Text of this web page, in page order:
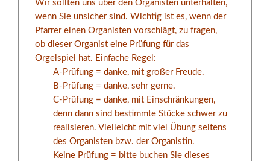
Wir sollten uns über den Organisten unterhalten,
wenn Sie unsicher sind. Wichtig ist es, wenn der
Pfarrer einen Organisten vorschlägt, zu fragen,
ob dieser Organist eine Prüfung für das
Orgelspiel hat. Einfache Regel:
A-Prüfung = danke, mit großer Freude.
B-Prüfung = danke, sehr gerne.
C-Prüfung = danke, mit Einschränkungen,
denn dann sind bestimmte Stücke schwer zu
realisieren. Vielleicht mit viel Übung seitens
des Organisten bzw. der Organistin.
Keine Prüfung = bitte buchen Sie dieses